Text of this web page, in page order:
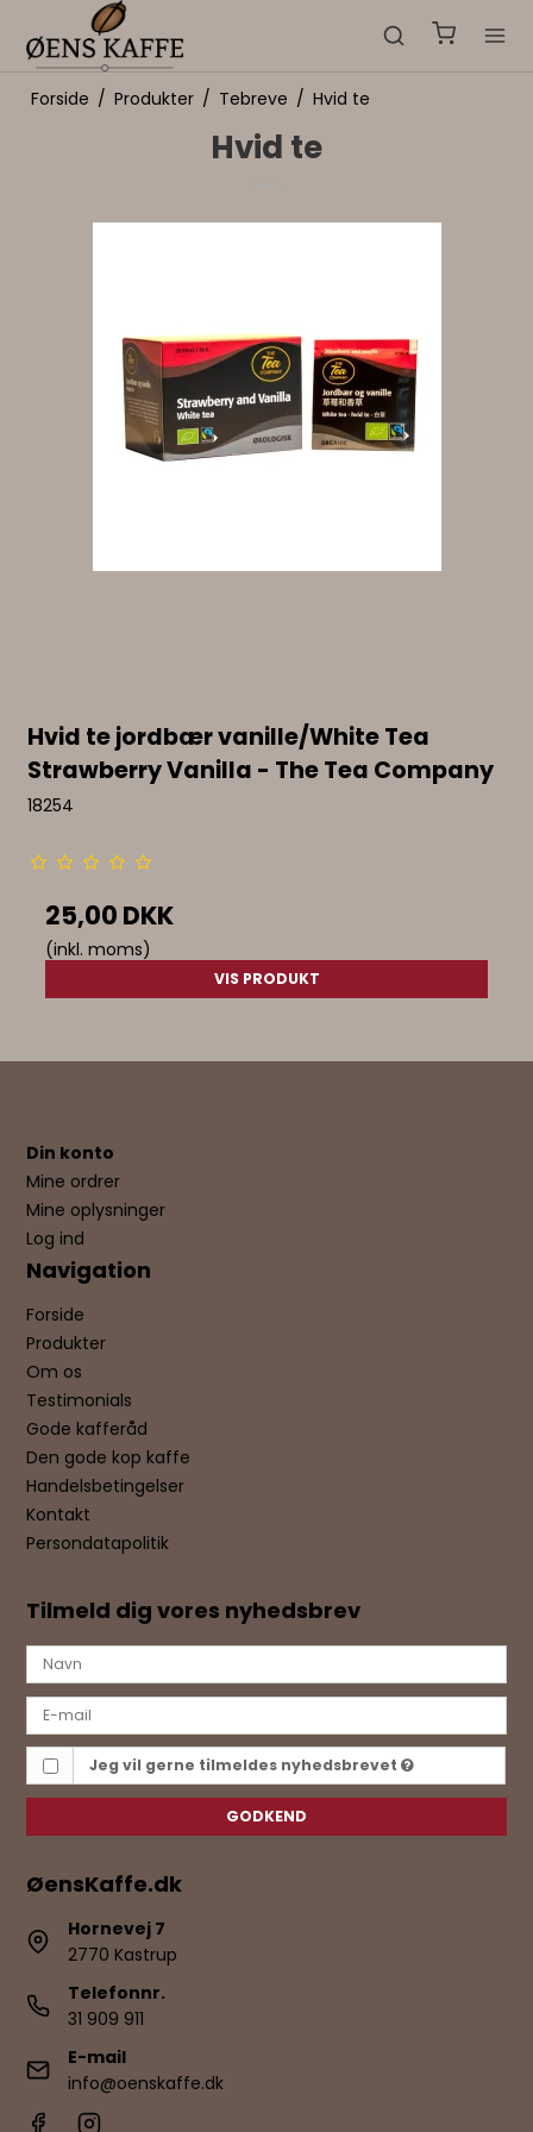
Forside / Produkter / Tebreve / Hvid te
Hvid te
Hvid te jordbær vanille/White Tea
Strawberry Vanilla - The Tea Company
18254
25,00 DKK
(inkl. moms)
VIS PRODUKT
Din konto
Mine ordrer
Mine oplysninger
Log ind
Navigation
Forside
Produkter
Om os
Testimonials
Gode kafferåd
Den gode kop kaffe
Handelsbetingelser
Kontakt
Persondatapolitik
Tilmeld dig vores nyhedsbrev
Jeg vil gerne tilmeldes nyhedsbrevet
GODKEND
ØensKaffe.dk
Hornevej 7
2770 Kastrup
Telefonnr.
31 909 911
E-mail
info@oenskaffe.dk